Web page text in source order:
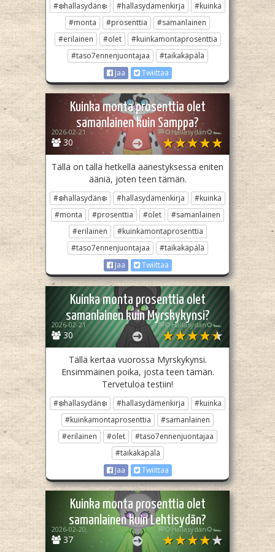
#❄️hallasydän❄️ #hallasydämenkirja
#kuinka
#monta
#prosenttia
#samanlainen
#erilainen
#olet
#kuinkamontaprosenttia
#taso7ennenjuontajaa
#taikakäpälä
Jaa
Twiittaa
Kuinka monta prosenttia olet
samanlainen kuin Samppa?
30
2026-02-21 🏁🌻Hallasydän🌻🏎️
Tällä on tällä hetkellä äänestyksessä eniten
ääniä, joten teen tämän.
#❄️hallasydän❄️ #hallasydämenkirja
#kuinka
#monta
#prosenttia #olet
#samanlainen
#erilainen
#kuinkamontaprosenttia
#taso7ennenjuontajaa
#taikakäpälä
Jaa
Twiittaa
Kuinka monta prosenttia olet
samanlainen kuin Myrskykynsi?
30
2026-02-21 🏁🌻Hallasydän🌻🏎️
Tällä kertaa vuorossa Myrskykynsi.
Ensimmäinen poika, josta teen tämän.
Tervetuloa testiin!
#❄️hallasydän❄️ #hallasydämenkirja
#kuinka
#kuinkamontaprosenttia
#samanlainen
#erilainen
#olet
#taso7ennenjuontajaa
#taikakäpälä
Jaa
Twiittaa
Kuinka monta prosenttia olet
samanlainen kuin Lehtisydän?
37
2026-02-20 🏁🌻Hallasydän🌻🏎️